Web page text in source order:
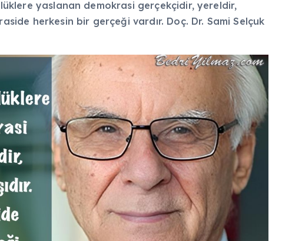
yaslanan demokrasi gerçekçidir, yereldir,
herkesin bir gerçeği vardır. Doç. Dr. Sami Selçuk